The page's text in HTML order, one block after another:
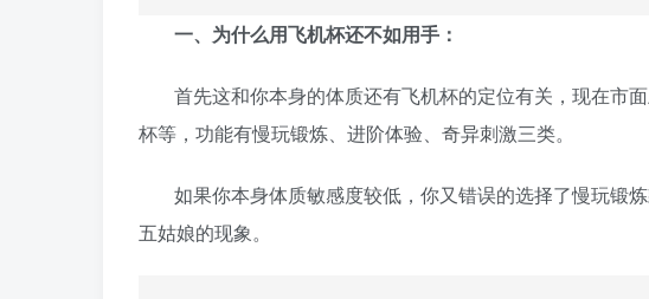
一、为什么用飞机杯还不如用手：
首先这和你本身的体质还有飞机杯的定位有关，现在市
杯等，功能有慢玩锻炼、进阶体验、奇异刺激三类。
如果你本身体质敏感度较低，你又错误的选择了慢玩锻
五姑娘的现象。